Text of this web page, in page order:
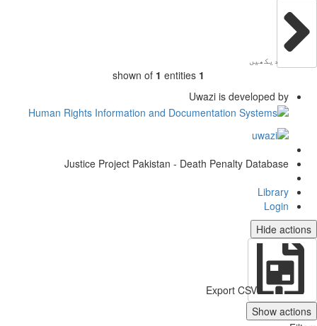
دیکھیں
shown of 1 entities
Uwazi is developed by
Justice Project Pakistan - Death Penalty Database
Library
Login
Hide
Export CSV
Show